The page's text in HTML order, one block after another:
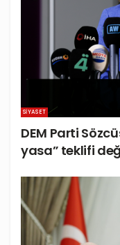
SIYASET
DEM Parti
yasa” teklifi